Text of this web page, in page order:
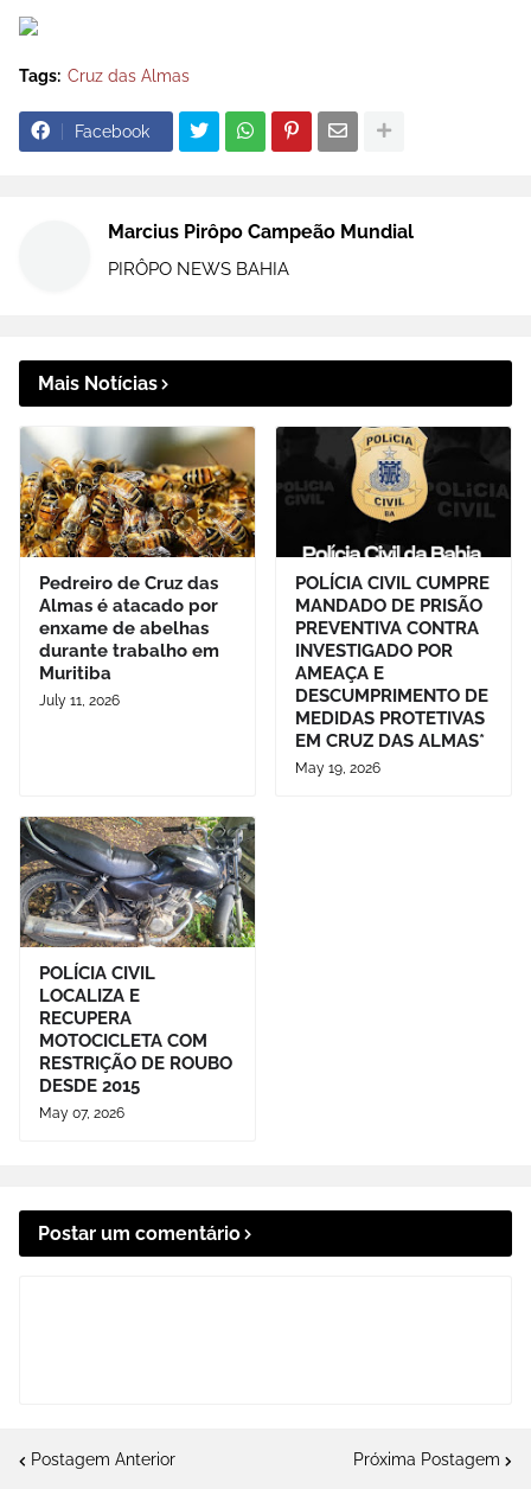
Tags: Cruz das Almas
Facebook
Marcius Pirôpo Campeão Mundial
PIRÔPO NEWS BAHIA
Mais Notícias
Pedreiro de Cruz das
Almas é atacado por
enxame de abelhas
durante trabalho em
Muritiba
July 11, 2026
POLÍCIA CIVIL CUMPRE
MANDADO DE PRISÃO
PREVENTIVA CONTRA
INVESTIGADO POR
AMEAÇA E
DESCUMPRIMENTO DE
MEDIDAS PROTETIVAS
EM CRUZ DAS ALMAS*
May 19, 2026
POLÍCIA CIVIL
LOCALIZA E
RECUPERA
MOTOCICLETA COM
RESTRIÇÃO DE ROUBO
DESDE 2015
May 07, 2026
Postar um comentário
Postagem Anterior Próxima Postagem